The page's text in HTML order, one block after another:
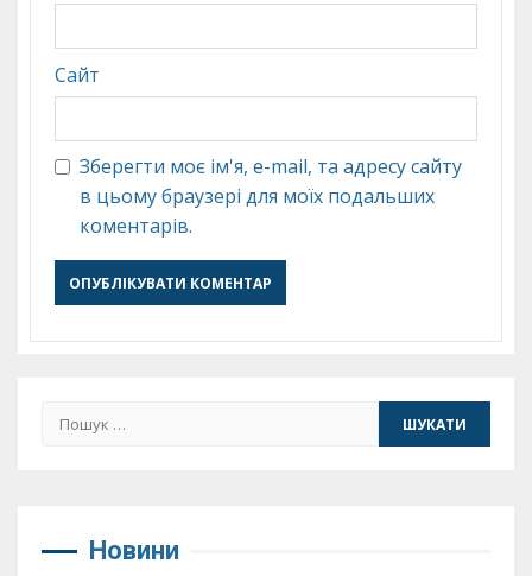
Сайт
Зберегти моє ім'я, e-mail, та адресу сайту
в цьому браузері для моїх подальших
коментарів.
Пошук:
Новини